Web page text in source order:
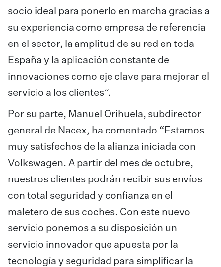
socio ideal para ponerlo en marcha gracias a
su experiencia como empresa de referencia
en el sector, la amplitud de su red en toda
España y la aplicación constante de
innovaciones como eje clave para mejorar el
servicio a los clientes”.
Por su parte, Manuel Orihuela, subdirector
general de Nacex, ha comentado “Estamos
muy satisfechos de la alianza iniciada con
Volkswagen. A partir del mes de octubre,
nuestros clientes podrán recibir sus envíos
con total seguridad y confianza en el
maletero de sus coches. Con este nuevo
servicio ponemos a su disposición un
servicio innovador que apuesta por la
tecnología y seguridad para simplificar la